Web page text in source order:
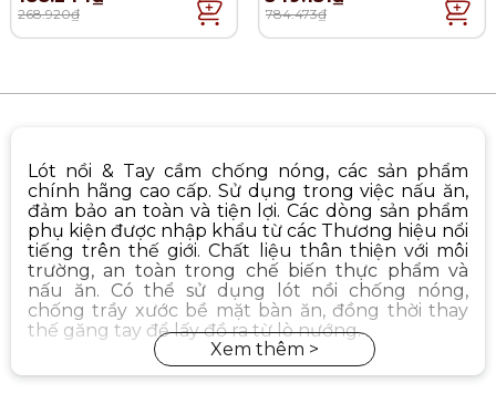
268.920₫ 784.473₫
Lót nồi & Tay cầm chống nóng, các sản phẩm
chính hãng cao cấp. Sử dụng trong việc nấu ăn,
đảm bảo an toàn và tiện lợi. Các dòng sản phẩm
phụ kiện được nhập khẩu từ các Thương hiệu nổi
tiếng trên thế giới. Chất liệu thân thiện với môi
trường, an toàn trong chế biến thực phẩm và
nấu ăn. Có thể sử dụng lót nồi chống nóng,
chống trầy xước bề mặt bàn ăn, đồng thời thay
thế găng tay để lấy đồ ra từ lò nướng.